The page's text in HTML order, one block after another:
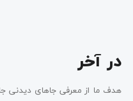
در آخر
هدف ما از معرفی جاهای دیدنی